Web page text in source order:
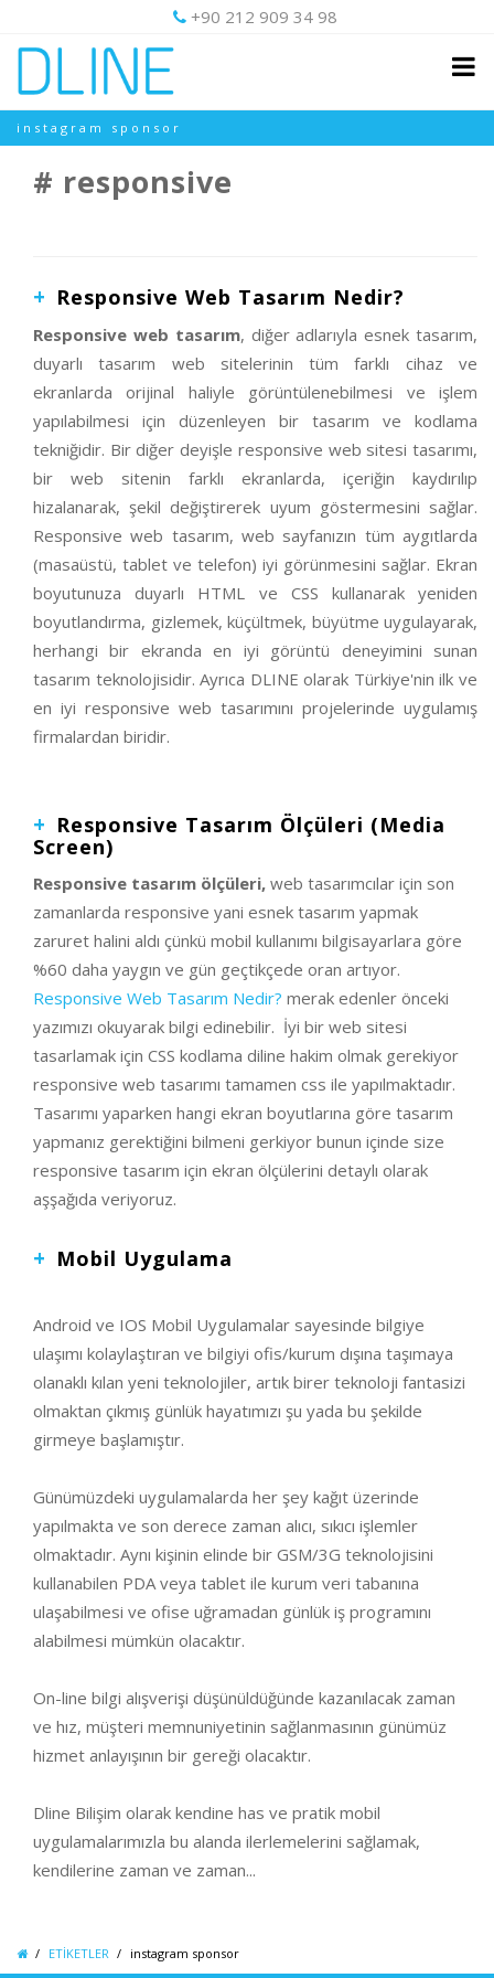
+90 212 909 34 98
instagram sponsor
responsive
Responsive Web Tasarım Nedir?
Responsive web tasarım, diğer adlarıyla esnek tasarım,
duyarlı tasarım web sitelerinin tüm farklı cihaz ve
ekranlarda orijinal haliyle görüntülenebilmesi ve işlem
yapılabilmesi için düzenleyen bir tasarım ve kodlama
tekniğidir. Bir diğer deyişle responsive web sitesi tasarımı,
bir web sitenin farklı ekranlarda, içeriğin kaydırılıp
hizalanarak, şekil değiştirerek uyum göstermesini sağlar.
Responsive web tasarım, web sayfanızın tüm aygıtlarda
(masaüstü, tablet ve telefon) iyi görünmesini sağlar. Ekran
boyutunuza duyarlı HTML ve CSS kullanarak yeniden
boyutlandırma, gizlemek, küçültmek, büyütme uygulayarak,
herhangi bir ekranda en iyi görüntü deneyimini sunan
tasarım teknolojisidir. Ayrıca DLINE olarak Türkiye'nin ilk ve
en iyi responsive web tasarımını projelerinde uygulamış
firmalardan biridir.
Responsive Tasarım Ölçüleri (Media
Screen)
Responsive tasarım ölçüleri, web tasarımcılar için son
zamanlarda responsive yani esnek tasarım yapmak
zaruret halini aldı çünkü mobil kullanımı bilgisayarlara göre
%60 daha yaygın ve gün geçtikçede oran artıyor.
Responsive Web Tasarım Nedir? merak edenler önceki
yazımızı okuyarak bilgi edinebilir. İyi bir web sitesi
tasarlamak için CSS kodlama diline hakim olmak gerekiyor
responsive web tasarımı tamamen css ile yapılmaktadır.
Tasarımı yaparken hangi ekran boyutlarına göre tasarım
yapmanız gerektiğini bilmeni gerkiyor bunun içinde size
responsive tasarım için ekran ölçülerini detaylı olarak
aşşağıda veriyoruz.
Mobil Uygulama
Android ve IOS Mobil Uygulamalar sayesinde bilgiye
ulaşımı kolaylaştıran ve bilgiyi ofis/kurum dışına taşımaya
olanaklı kılan yeni teknolojiler, artık birer teknoloji fantasizi
olmaktan çıkmış günlük hayatımızı şu yada bu şekilde
girmeye başlamıştır.
Günümüzdeki uygulamalarda her şey kağıt üzerinde
yapılmakta ve son derece zaman alıcı, sıkıcı işlemler
olmaktadır. Aynı kişinin elinde bir GSM/3G teknolojisini
kullanabilen PDA veya tablet ile kurum veri tabanına
ulaşabilmesi ve ofise uğramadan günlük iş programını
alabilmesi mümkün olacaktır.
On-line bilgi alışverişi düşünüldüğünde kazanılacak zaman
ve hız, müşteri memnuniyetinin sağlanmasının günümüz
hizmet anlayışının bir gereği olacaktır.
Dline Bilişim olarak kendine has ve pratik mobil
uygulamalarımızla bu alanda ilerlemelerini sağlamak,
kendilerine zaman ve zaman...
ETİKETLER instagram sponsor